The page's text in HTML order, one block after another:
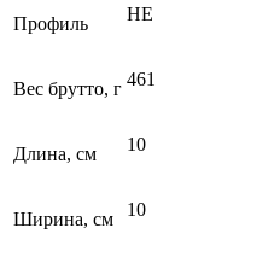
Профиль НЕ
Вес брутто, г 461
Длина, см 10
Ширина, см 10